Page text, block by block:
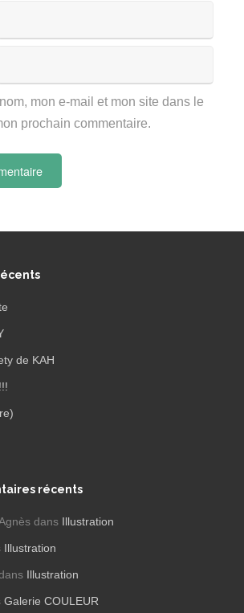
mon e-mail et mon site dans le
prochain commentaire.
de KAH
récents
dans Illustration
Illustration
Illustration
Galerie COULEUR